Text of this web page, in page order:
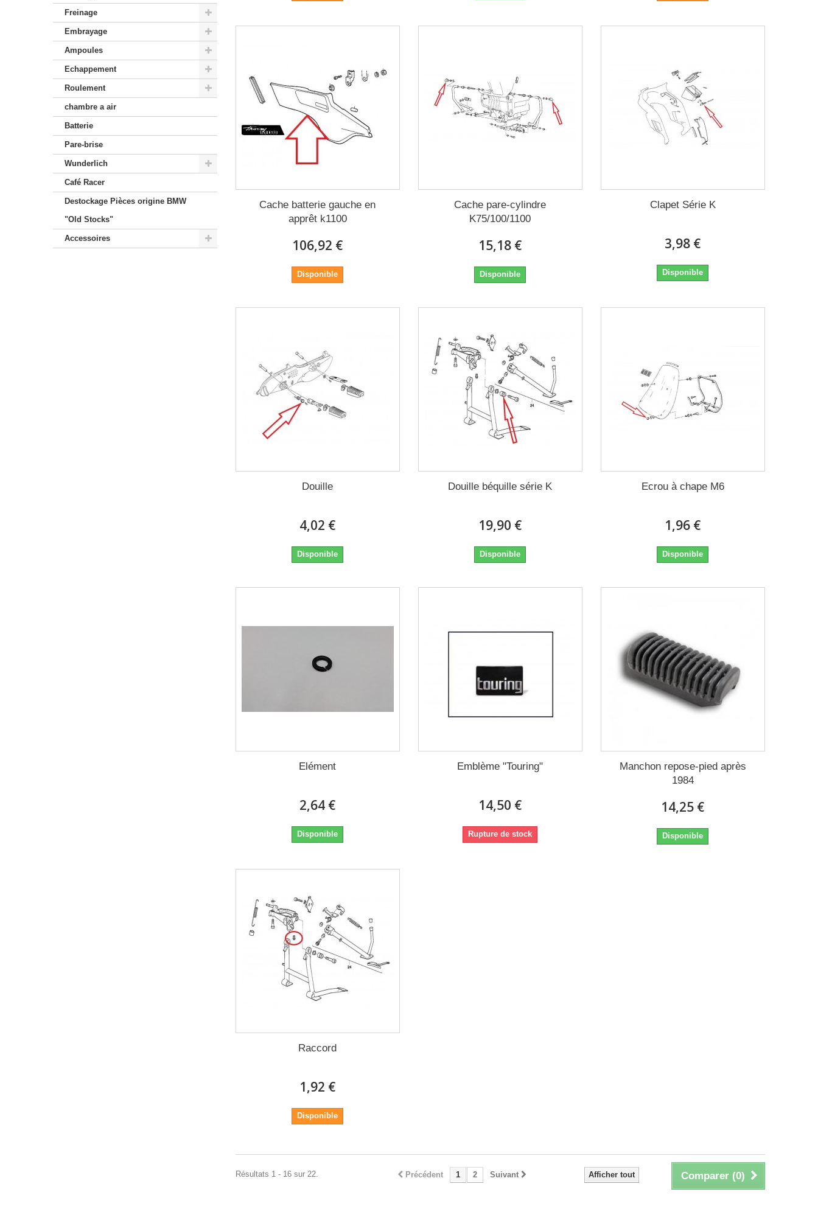
Freinage
Embrayage
Ampoules
Echappement
Roulement
chambre a air
Batterie
Pare-brise
Wunderlich
Café Racer
Destockage Pièces origine BMW
"Old Stocks"
Accessoires
Cache batterie gauche en
apprêt k1100
106,92 €
Disponible
Cache pare-cylindre
K75/100/1100
15,18 €
Disponible
Clapet Série K
3,98 €
Disponible
Douille
4,02 €
Disponible
Douille béquille série K
19,90 €
Disponible
Ecrou à chape M6
1,96 €
Disponible
Elément
2,64 €
Disponible
Emblème "Touring"
14,50 €
Rupture de stock
Manchon repose-pied après
1984
14,25 €
Disponible
Raccord
1,92 €
Disponible
Comparer (0)
Afficher tout
Précédent 1 2 Suivant
Résultats 1 - 16 sur 22.